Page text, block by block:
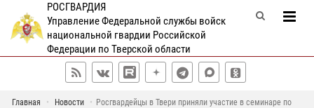
РОСГВАРДИЯ
Управление Федеральной службы войск
национальной гвардии Российской
Федерации по Тверской области
Главная Новости
Росгвардейцы в Твери приняли участие в семинаре по